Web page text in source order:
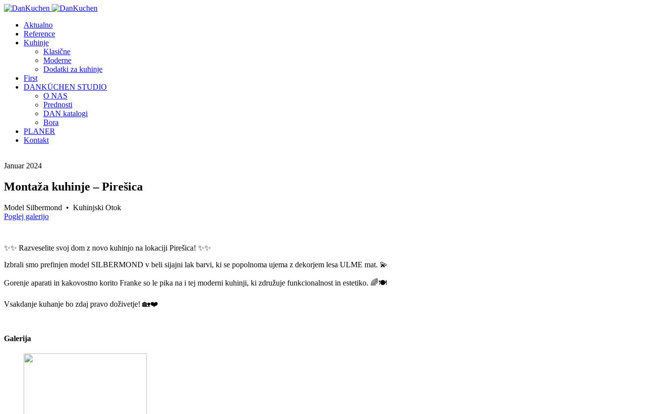
Aktualno
Reference
Kuhinje
Klasične
Moderne
Dodatki za kuhinje
First
DANKÜCHEN STUDIO
O NAS
Prednosti
DAN katalogi
Bora
PLANER
Kontakt
Januar 2024
Montaža kuhinje – Pirešica
Model Silbermond • Kuhinjski Otok
Poglej galerijo
✨✨ Razveselite svoj dom z novo kuhinjo na lokaciji Pirešica! ✨✨
Izbrali smo prefinjen model SILBERMOND v beli sijajni lak barvi, ki se popolnoma ujema z dekorjem lesa ULME mat. 💫
Gorenje aparati in kakovostno korito Franke so le pika na i tej moderni kuhinji, ki združuje funkcionalnost in estetiko. 🌈🍽️
Vsakdanje kuhanje bo zdaj pravo doživetje! 🏡❤️
Galerija